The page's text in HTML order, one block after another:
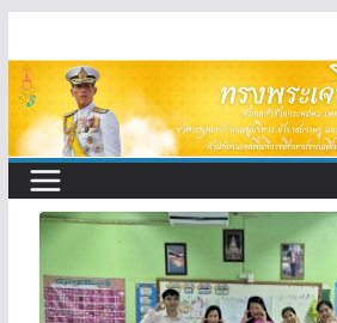
to
content